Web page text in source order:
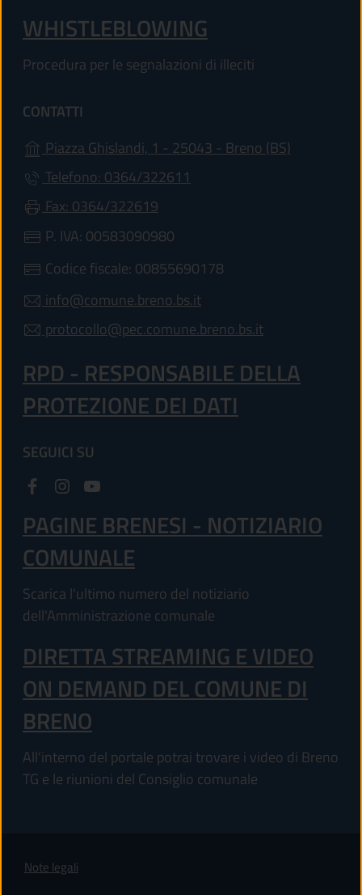
WHISTLEBLOWING
Procedura per le segnalazioni di illeciti
CONTATTI
Piazza Ghislandi, 1 - 25043 - Breno (BS)
Telefono: 0364/322611
Fax: 0364/322619
P. IVA: 00583090980
Codice fiscale: 00855690178
info@comune.breno.bs.it
protocollo@pec.comune.breno.bs.it
RPD - RESPONSABILE DELLA
PROTEZIONE DEI DATI
SEGUICI SU
PAGINE BRENESI - NOTIZIARIO
COMUNALE
Scarica l'ultimo numero del notiziario
dell'Amministrazione comunale
DIRETTA STREAMING E VIDEO
ON DEMAND DEL COMUNE DI
BRENO
All'interno del portale potrai trovare i video di Breno
TG e le riunioni del Consiglio comunale
Note legali